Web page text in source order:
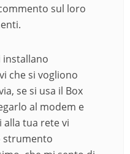
sul loro
installano
che si vogliono
se si usa il Box
al modem e
alla tua rete vi
strumento